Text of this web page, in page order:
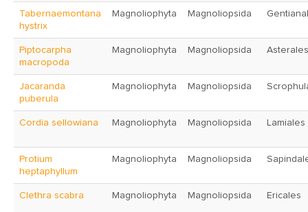
Tabernaemontana
hystrix
Magnoliophyta Magnoliopsida
Piptocarpha
macropoda
Magnoliophyta Magnoliopsida Asterales
Jacaranda
puberula
Magnoliophyta Magnoliopsida
Cordia sellowiana Magnoliophyta Magnoliopsida Lamiales
Protium
heptaphyllum
Magnoliophyta Magnoliopsida
Clethra scabra Magnoliophyta Magnoliopsida Ericales